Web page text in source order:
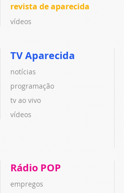
revista de aparecida
vídeos
TV Aparecida
notícias
programação
tv ao vivo
vídeos
Rádio POP
empregos